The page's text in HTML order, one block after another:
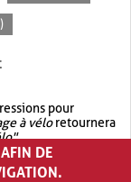
pour
à véloretournera
.
OR.garage OR vélo
à vélo
DE